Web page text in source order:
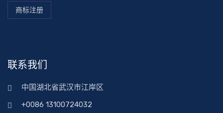
商标注册
联系我们
中国湖北省武汉市江岸区
+0086 13100724032